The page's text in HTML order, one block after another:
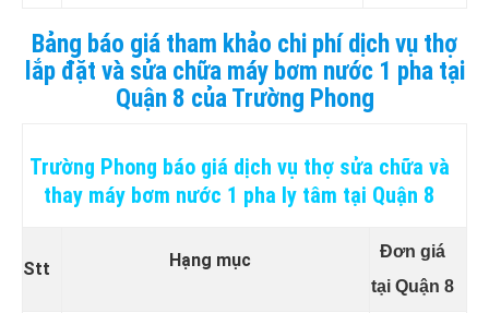
Bảng báo giá tham khảo chi phí dịch vụ thợ
lắp đặt và sửa chữa máy bơm nước 1 pha tại
Quận 8 của Trường Phong
Trường Phong báo giá dịch vụ thợ sửa chữa và
thay máy bơm nước 1 pha ly tâm tại Quận 8
Stt Hạng mục
Đơn giá
tại Quận 8